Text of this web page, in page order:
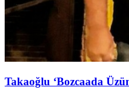
Takaoğlu ‘Bozcaada